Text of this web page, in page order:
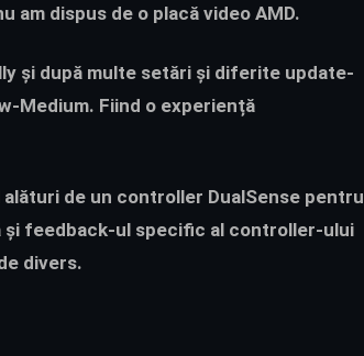
am dispus de o placă video AMD.
și după multe setări și diferite update-
Medium. Fiind o experiență
de un controller DualSense pentru
feedback-ul specific al controller-ului
divers.